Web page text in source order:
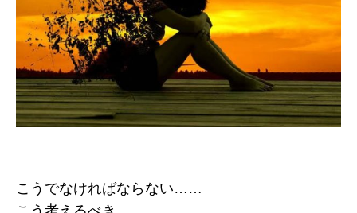
こうでなければならない……